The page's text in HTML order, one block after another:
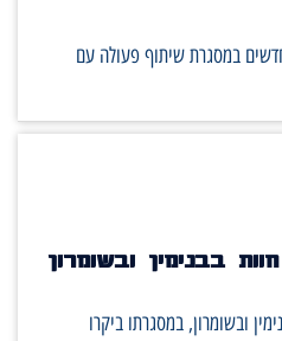
במסגרת שיתוף פעולה עם
בבנימין ובשומרון
ובשומרון, במסגרתו ביקרו